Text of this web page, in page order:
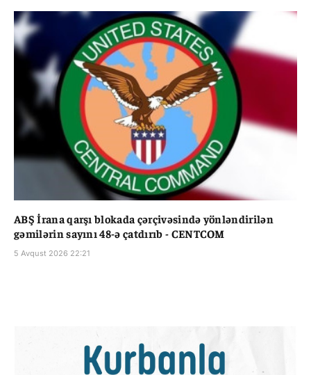
ABŞ İrana qarşı blokada çərçivəsində yönləndirilən
gəmilərin sayını 48-ə çatdırıb - CENTCOM
5 Avqust 2026 22:21